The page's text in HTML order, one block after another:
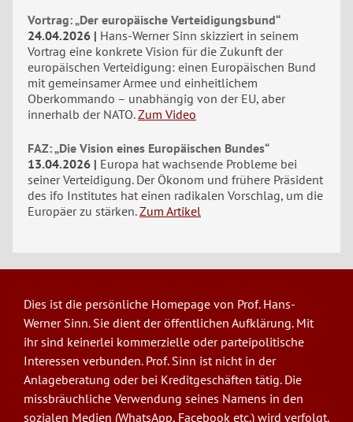
Vortrag: „Der europäische Verteidigungsbund“
24.04.2026
Hans-Werner Sinn skizziert in seinem
Vortrag eine konkrete Vision für die Zukunft der
europäischen Verteidigung: einen Europäischen Bund
mit gemeinsamer Armee und einheitlichem
Oberkommando – unabhängig von der EU, aber
innerhalb der NATO. Zum Video
FAZ: „Die Vision eines Europäischen Bundes“
13.04.2026
Europa hat wachsende Probleme bei
seiner Verteidigung. Der Ökonom und frühere Präsident
des ifo Institutes hat einen radikalen Vorschlag, um die
Europäer zu stärken. Zum Artikel
Dies ist die persönliche Homepage von Prof. Hans-
Werner Sinn. Sie dient der öffentlichen Aufklärung. Mit
ihr sind keinerlei kommerzielle oder parteipolitische
Interessen verbunden. Prof. Sinn ist nicht in der
Anlageberatung oder bei Kreditgeschäften tätig. Die
missbräuchliche Verwendung seines Namens in den
sozialen Medien (WhatsApp, Facebook etc.) wird verfolgt.